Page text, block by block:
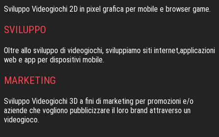
Sviluppo Videogiochi 2D in pixel grafica per mobile e browser game.
SVILUPPO
Oltre allo sviluppo di videogiochi, sviluppiamo siti internet,applicazioni
web e app per dispositivi mobile.
MARKETING
Sviluppo Videogiochi 3D a fini di marketing per promozioni e/o
aziende che vogliono pubblicizzare il loro brand attraverso un
videogioco.